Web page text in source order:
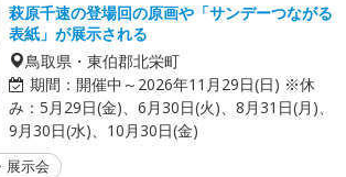
萩原千速の登場回の原画や「サンデーつながる
表紙」が展示される
鳥取県・東伯郡北栄町
期間： 開催中～2026年11月29日(日) ※休
み：5月29日(金)、6月30日(火)、8月31日(月)、
9月30日(水)、10月30日(金)
展示会